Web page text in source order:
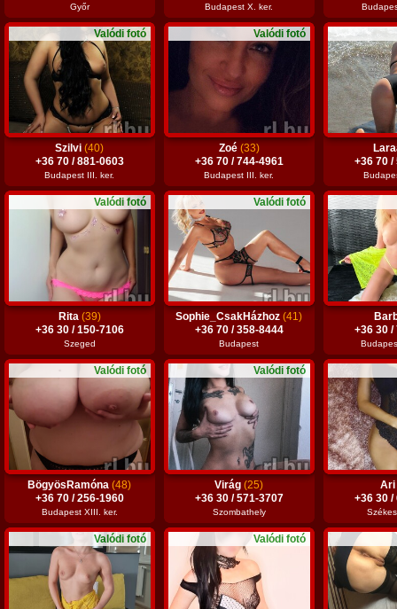
Győr Budapest X. ker.
Valódi fotó
Szilvi(40)
+36 70 / 881-0603
Budapest III. ker.
Valódi fotó
Zoé (33)
+36 70 / 744-4961
Budapest III. ker.
+36 70 /
Valódi fotó
Rita (39)
+36 30 / 150-7106
Szeged
Valódi fotó
Sophie_CsakHázhoz(41)
+36 70 / 358-8444
Budapest
+36 30 /
Valódi fotó
BögyösRamóna(48)
+36 70 / 256-1960
Budapest XIII. ker.
Valódi fotó
Virág(25)
+36 30 / 571-3707
Szombathely
Ari
+36 30 /
Valódi fotó Valódi fotó